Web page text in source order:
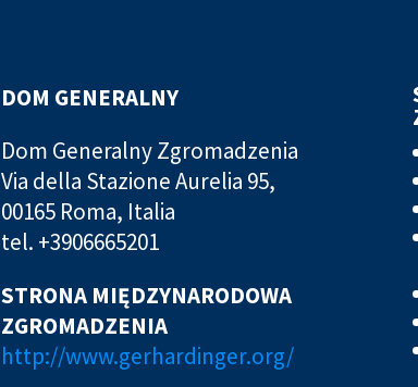
DOM GENERALNY
Dom Generalny Zgromadzenia
Via della Stazione Aurelia 95,
00165 Roma, Italia
tel. +3906665201
STRONA MIĘDZYNARODOWA
ZGROMADZENIA
http://www.gerhardinger.org/